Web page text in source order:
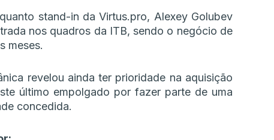
stand-in da Virtus.pro, Alexey Golubev
nos quadros da ITB, sendo o negócio de
meses.
revelou ainda ter prioridade na aquisição
último empolgado por fazer parte de uma
concedida.